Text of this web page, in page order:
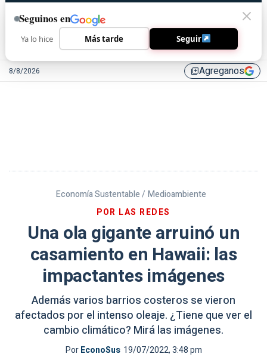
8/8/2026 library_addAgreganos
Economía Sustentable / Medioambiente
POR LAS REDES
Una ola gigante arruinó un
casamiento en Hawaii: las
impactantes imágenes
Además varios barrios costeros se vieron
afectados por el intenso oleaje. ¿Tiene que ver el
cambio climático? Mirá las imágenes.
PorEconoSus 19/07/2022, 3:48 pm
Seguinos en
Ya lo hice Más tarde Seguir